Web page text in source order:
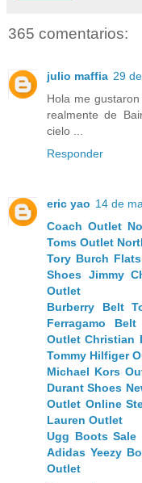
365 comentarios:
julio maffia 29
Hola me
realmente de
cielo ...
Responder
eric yao 14 de
Coach Outlet
Toms Outlet
Tory Burch Flats
Shoes Jimmy
Outlet
Burberry Belt
Ferragamo Belt
Outlet Christian
Tommy Hilfiger
Michael Kors
Durant Shoes
Outlet Online
Lauren Outlet
Ugg Boots Sale
Adidas Yeezy
Outlet